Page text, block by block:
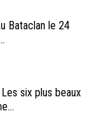
Bataclan le 24
six plus beaux